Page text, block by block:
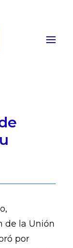
de la Unión
por